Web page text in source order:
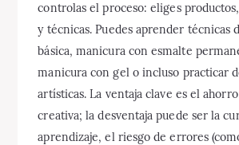
controlas el proceso: eliges
y técnicas. Puedes aprender técnicas
básica, manicura con esmalte
manicura con gel o incluso practicar
artísticas. La ventaja clave es el
creativa; la desventaja puede ser la
aprendizaje, el riesgo de errores